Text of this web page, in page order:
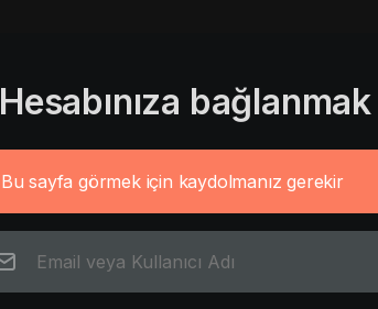
Hesabınıza bağlanmak
Bu sayfa görmek için kaydolmanız gerekir